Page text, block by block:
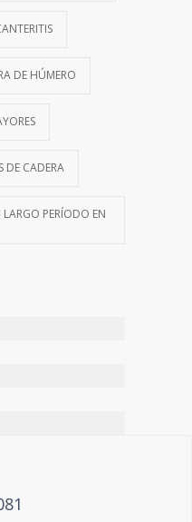
DE HÚMERO
DE CADERA
PERÍODO EN